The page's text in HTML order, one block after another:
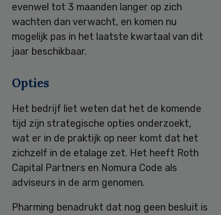
evenwel tot 3 maanden langer op zich
wachten dan verwacht, en komen nu
mogelijk pas in het laatste kwartaal van dit
jaar beschikbaar.
Opties
Het bedrijf liet weten dat het de komende
tijd zijn strategische opties onderzoekt,
wat er in de praktijk op neer komt dat het
zichzelf in de etalage zet. Het heeft Roth
Capital Partners en Nomura Code als
adviseurs in de arm genomen.
Pharming benadrukt dat nog geen besluit is